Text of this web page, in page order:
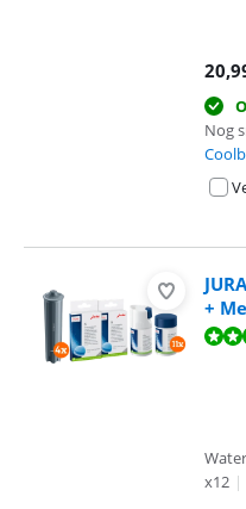
Nog
+
Beoordeling is 8,0 van de 10,
x12 |